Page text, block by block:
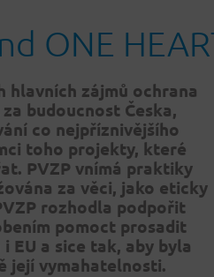
ONE
hlavních zájmů ochrana
budoucnost Česka,
co nejpříznivějšího
toho projekty, které
PVZP vnímá praktiky
za věci, jako eticky
rozhodla podpořit
pomoct prosadit
EU a sice tak, aby byla
její vymahatelnosti.